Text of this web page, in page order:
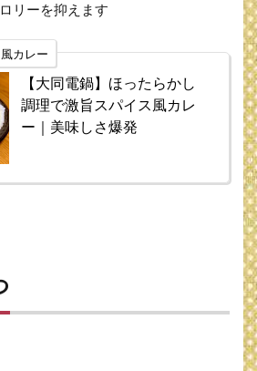
リーを抑えます
カレー
【大同電鍋】ほったらかし
調理で激旨スパイス風カレ
ー｜美味しさ爆発